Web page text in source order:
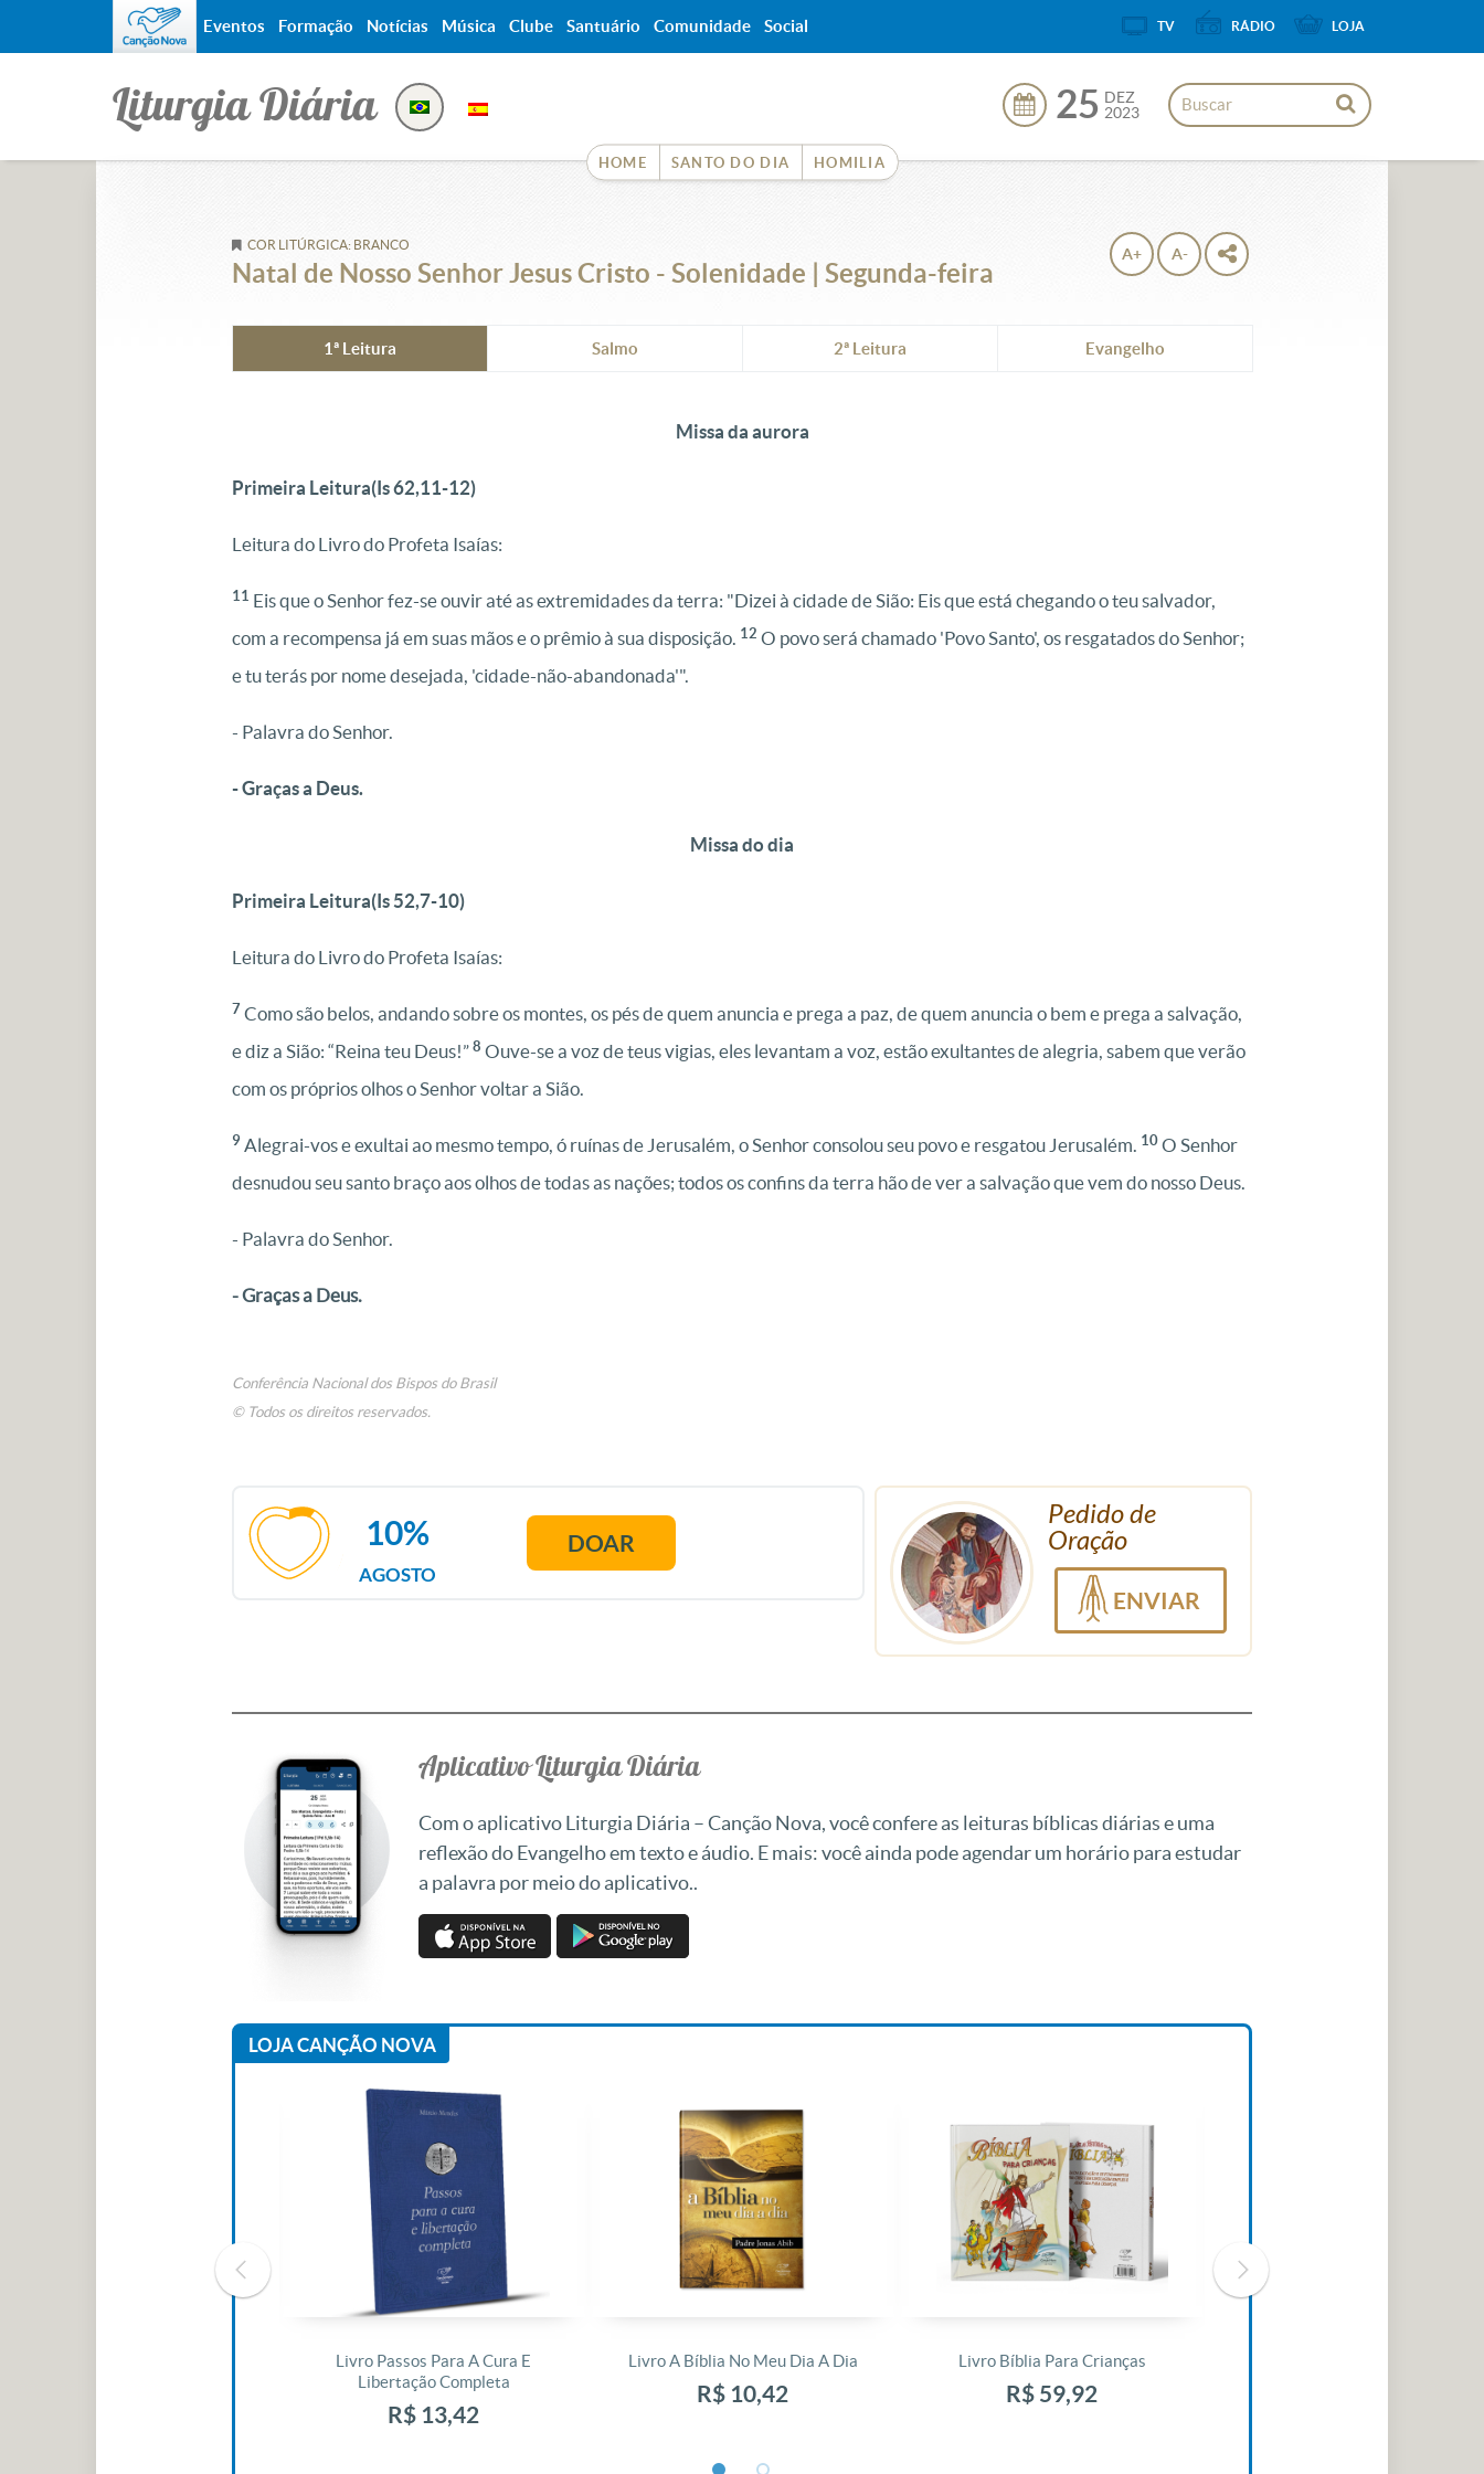
Liturgia Diária
HOME SANTO DO DIA HOMILIA
25 DEZ
2023
COR LITÚRGICA: BRANCO
Natal de Nosso Senhor Jesus Cristo - Solenidade | Segunda-feira
A+ A-
1ª Leitura Salmo 2ª Leitura Evangelho
Missa da aurora
Primeira Leitura(Is 62,11-12)
Leitura do Livro do Profeta Isaías:
11 Eis que o Senhor fez-se ouvir até as extremidades da terra: "Dizei à cidade de Sião: Eis que está chegando o teu salvador,
com a recompensa já em suas mãos e o prêmio à sua disposição. 12 O povo será chamado 'Povo Santo', os resgatados do Senhor;
e tu terás por nome desejada, 'cidade-não-abandonada'".
- Palavra do Senhor.
- Graças a Deus.
Missa do dia
Primeira Leitura(Is 52,7-10)
Leitura do Livro do Profeta Isaías:
7 Como são belos, andando sobre os montes, os pés de quem anuncia e prega a paz, de quem anuncia o bem e prega a salvação,
e diz a Sião: “Reina teu Deus!” 8 Ouve-se a voz de teus vigias, eles levantam a voz, estão exultantes de alegria, sabem que verão
com os próprios olhos o Senhor voltar a Sião.
9 Alegrai-vos e exultai ao mesmo tempo, ó ruínas de Jerusalém, o Senhor consolou seu povo e resgatou Jerusalém. 10 O Senhor
desnudou seu santo braço aos olhos de todas as nações; todos os confins da terra hão de ver a salvação que vem do nosso Deus.
- Palavra do Senhor.
- Graças a Deus.
Conferência Nacional dos Bispos do Brasil
© Todos os direitos reservados.
AGOSTO
10% DOAR
Pedido de
Oração
ENVIAR
Aplicativo Liturgia Diária
Com o aplicativo Liturgia Diária – Canção Nova, você confere as leituras bíblicas diárias e uma
reflexão do Evangelho em texto e áudio. E mais: você ainda pode agendar um horário para estudar
a palavra por meio do aplicativo..
LOJA CANÇÃO NOVA
Livro Passos Para A Cura E
Libertação Completa
R$ 13,42
Livro A Bíblia No Meu Dia A Dia
R$ 10,42
Livro Bíblia Para Crianças
R$ 59,92
Eventos Formação Notícias Música Clube Santuário Comunidade Social TV RÁDIO LOJA